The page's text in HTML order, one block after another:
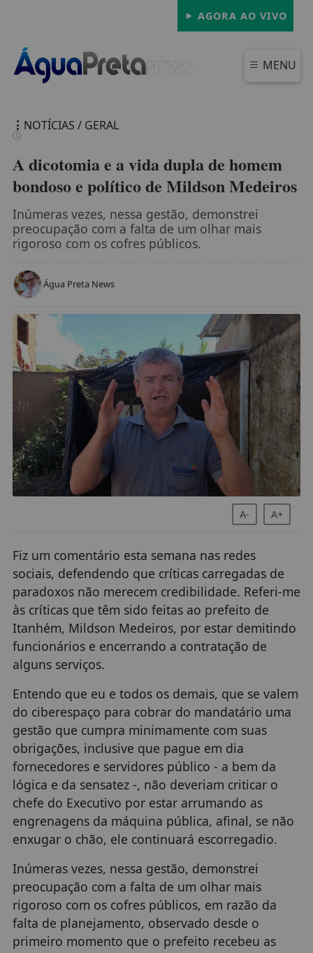
AGORA AO VIVO
MENU
FECHAR
NOTÍCIAS / GERAL
A dicotomia e a vida dupla de homem
bondoso e político de Mildson Medeiros
Inúmeras vezes, nessa gestão, demonstrei
preocupação com a falta de um olhar mais
rigoroso com os cofres públicos.
Água Preta News
A- A+
Fiz um comentário esta semana nas redes
sociais, defendendo que críticas carregadas de
paradoxos não merecem credibilidade. Referi-me
às críticas que têm sido feitas ao prefeito de
Itanhém, Mildson Medeiros, por estar demitindo
funcionários e encerrando a contratação de
alguns serviços.
Entendo que eu e todos os demais, que se valem
do ciberespaço para cobrar do mandatário uma
gestão que cumpra minimamente com suas
obrigações, inclusive que pague em dia
fornecedores e servidores público - a bem da
lógica e da sensatez -, não deveriam criticar o
chefe do Executivo por estar arrumando as
engrenagens da máquina pública, afinal, se não
enxugar o chão, ele continuará escorregadio.
Inúmeras vezes, nessa gestão, demonstrei
preocupação com a falta de um olhar mais
rigoroso com os cofres públicos, em razão da
falta de planejamento, observado desde o
primeiro momento que o prefeito recebeu as